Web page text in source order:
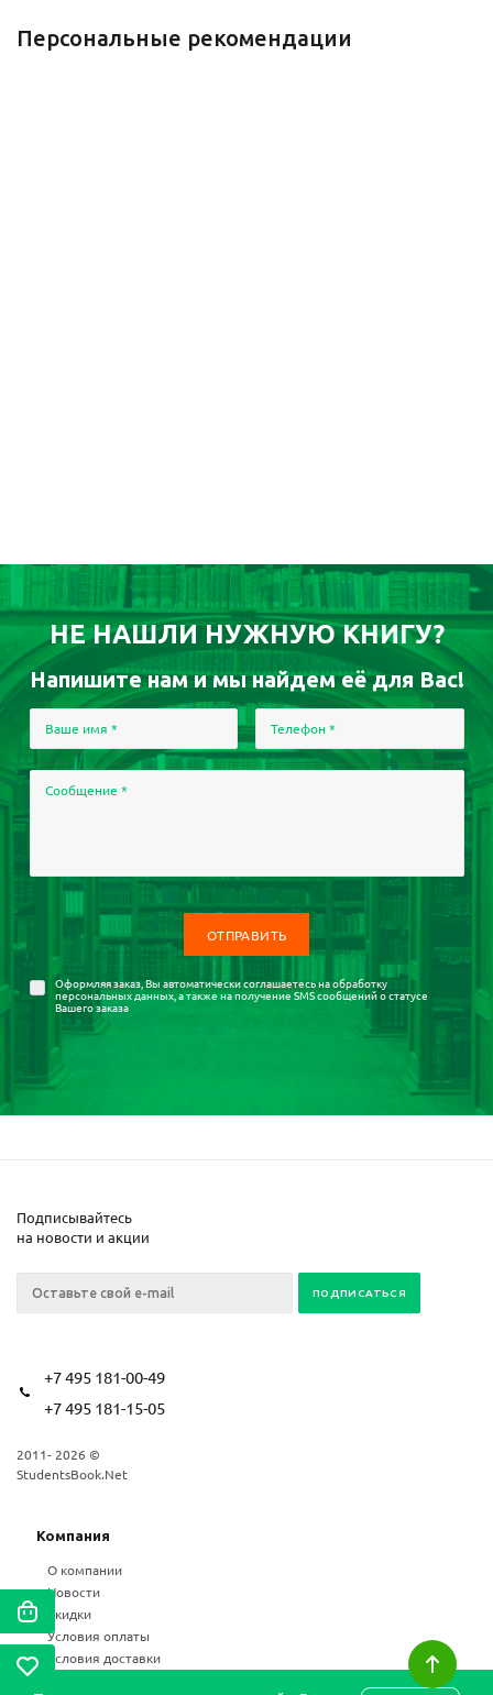
Персональные рекомендации
НЕ НАШЛИ НУЖНУЮ КНИГУ?
Напишите нам и мы найдем её для Вас!
Ваше имя * Телефон *
Сообщение *
Оформляя заказ, Вы автоматически соглашаетесь наобработку
персональных данных, а также на получение SMS сообщений о статусе
Вашего заказа
Подписывайтесь
на новости и акции
+7 495 181-00-49
+7 495 181-15-05
2011- 2026 ©
StudentsBook.Net
Компания
О компании
Новости
Скидки
Условия оплаты
Условия доставки